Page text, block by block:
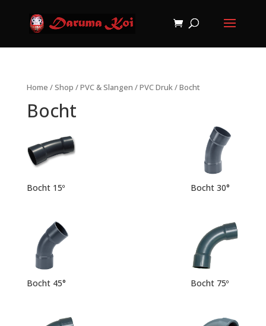
Home /Shop /PVC & Slangen /PVC Druk/ Bocht
Bocht
Bocht 15º Bocht 30°
Bocht 45° Bocht 75º